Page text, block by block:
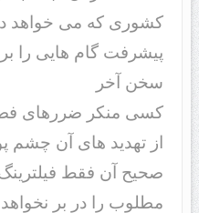
کشوری که می خواهد
پیشرفت گام هایی را بر
سخن آخر
کسی منکر ضررهای
از تهدید های آن چشم
صحیح آن فقط
مطلوب را در بر